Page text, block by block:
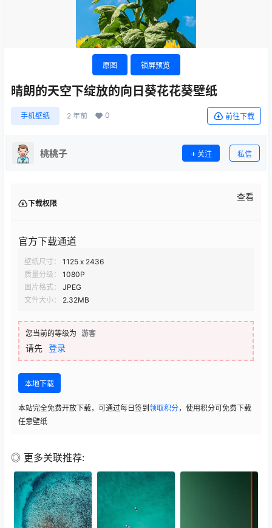
原图 锁屏预览
晴朗的天空下绽放的向日葵花花葵壁纸
手机壁纸 2 年前 0 前往下载
桃桃子 关注 私信
下载权限
查看
官方下载通道
壁纸尺寸：
1125 x 2436
质量分级：
1080P
图片格式：
JPEG
文件大小：
2.32MB
您当前的等级为 游客
请先 登录
本地下载
本站完全免费开放下载，可通过每日签到 领取积分，使用积分可免费下载
任意壁纸
◎ 更多关联推荐: